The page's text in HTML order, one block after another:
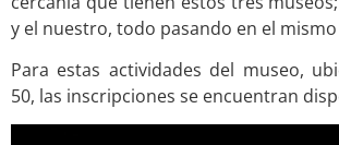
y el nuestro, todo pasando en el
Para estas actividades del museo,
50, las inscripciones se encuentran